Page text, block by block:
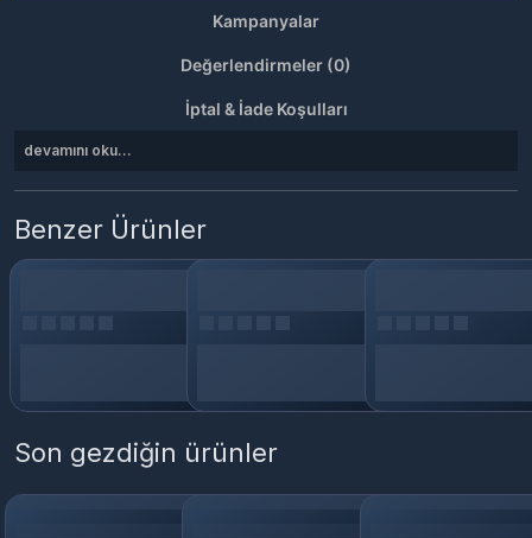
Kampanyalar
Değerlendirmeler (0)
İptal & İade Koşulları
devamını oku...
Benzer Ürünler
Son gezdiğin ürünler